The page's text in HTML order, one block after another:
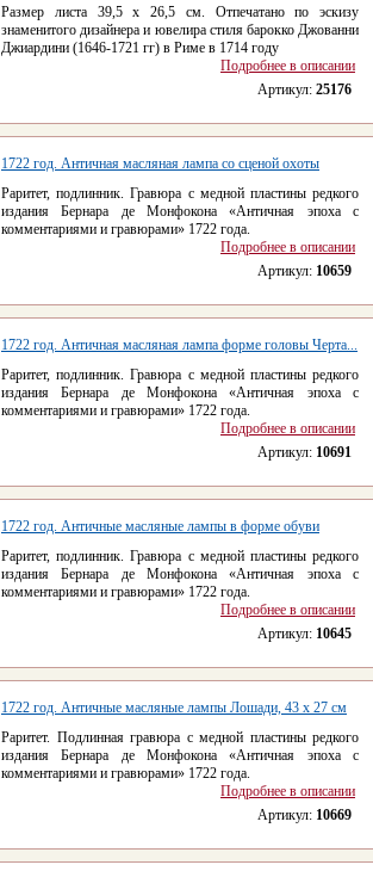
Размер листа 39,5 х 26,5 см. Отпечатано по эскизу
знаменитого дизайнера и ювелира стиля барокко Джованни
Джиардини (1646-1721 гг) в Риме в 1714 году
Подробнее в описании
Артикул: 25176
1722 год. Античная масляная лампа со сценой охоты
Раритет, подлинник. Гравюра с медной пластины редкого
издания Бернара де Монфокона «Античная эпоха с
комментариями и гравюрами» 1722 года.
Подробнее в описании
Артикул: 10659
1722 год. Античная масляная лампа форме головы Черта...
Раритет, подлинник. Гравюра с медной пластины редкого
издания Бернара де Монфокона «Античная эпоха с
комментариями и гравюрами» 1722 года.
Подробнее в описании
Артикул: 10691
1722 год. Античные масляные лампы в форме обуви
Раритет, подлинник. Гравюра с медной пластины редкого
издания Бернара де Монфокона «Античная эпоха с
комментариями и гравюрами» 1722 года.
Подробнее в описании
Артикул: 10645
1722 год. Античные масляные лампы Лошади, 43 х 27 см
Раритет. Подлинная гравюра с медной пластины редкого
издания Бернара де Монфокона «Античная эпоха с
комментариями и гравюрами» 1722 года.
Подробнее в описании
Артикул: 10669